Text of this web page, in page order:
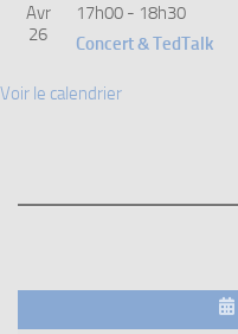
Avr
26
17h00 - 18h30
Concert & TedTalk
Voir le calendrier